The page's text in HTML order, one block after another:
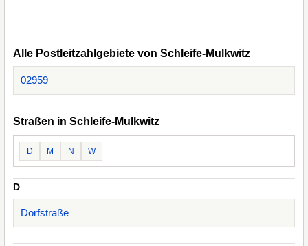
Alle Postleitzahlgebiete von Schleife-Mulkwitz
02959
Straßen in Schleife-Mulkwitz
D M N W
D
Dorfstraße